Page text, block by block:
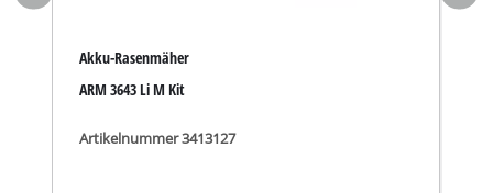
Akku-Rasenmäher
ARM 3643 Li M Kit
Artikelnummer 3413127